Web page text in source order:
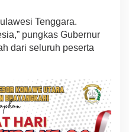
Tenggara.
pungkas Gubernur
dari seluruh peserta